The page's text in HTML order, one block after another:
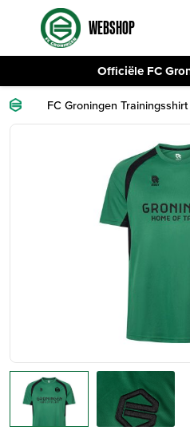
WEBSHOP
Officiële FC
FC Groningen